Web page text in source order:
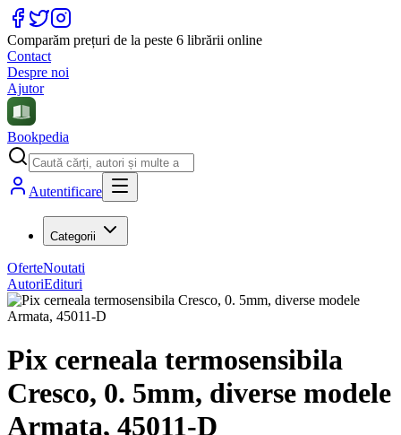
Comparăm prețuri de la peste 6 librării online
Contact
Despre noi
Ajutor
Bookpedia
Autentificare
Categorii
OferteNoutati
AutoriEdituri
Pix cerneala termosensibila
Cresco, 0. 5mm, diverse modele
Armata, 45011-D